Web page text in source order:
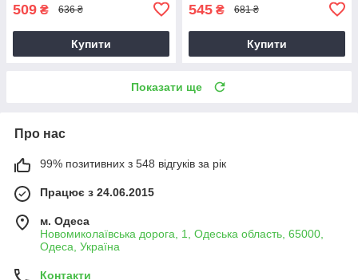
509 ₴ 636 ₴
Купити
545 ₴ 681 ₴
Купити
Показати ще
Про нас
99% позитивних з 548 відгуків за рік
Працює з 24.06.2015
м. Одеса
Новомиколаївська дорога, 1, Одеська область, 65000,
Одеса, Україна
Контакти